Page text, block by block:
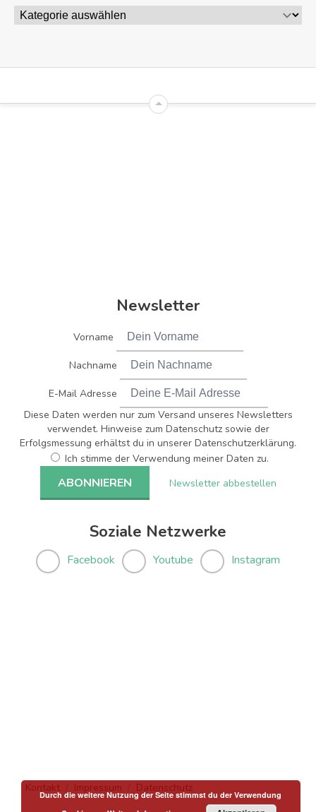
Newsletter
Vorname
Nachname
E-Mail Adresse
Diese Daten werden nur zum Versand unseres Newsletters
verwendet. Hinweise zum Datenschutz sowie der
Erfolgsmessung erhältst du in unserer Datenschutzerklärung.
Ich stimme der Verwendung meiner Daten zu.
Newsletter abbestellen
Soziale Netzwerke
Facebook Youtube Instagram
Kontakt Impressum Datenschutz
Durch die weitere Nutzung der Seite stimmst du der Verwendung